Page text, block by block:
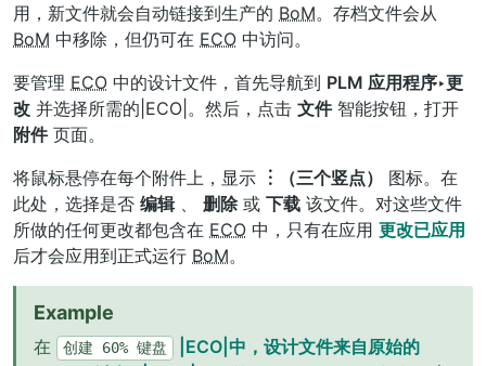
用，新文件就会自动链接到生产的 BoM。存档文件会从
BoM 中移除，但仍可在 ECO 中访问。
要管理 ECO 中的设计文件，首先导航到 PLM 应用程序‣更
改 并选择所需的|ECO|。然后，点击 文件智能按钮，打开
附件页面。
将鼠标悬停在每个附件上，显示 ︙（三个竖点）
图标。在
此处，选择是否 编辑、 删除或 下载 该文件。对这些文件
所做的任何更改都包含在 ECO 中，只有在应用 更改已应用
后才会应用到正式运行 BoM。
Example
在 创建 60% 键盘
|ECO|中，设计文件来自原始的